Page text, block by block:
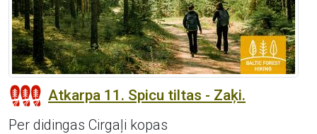
Atkarpa 11. Spicu tiltas - Zaķi.
Per didingas Cirgaļi kopas